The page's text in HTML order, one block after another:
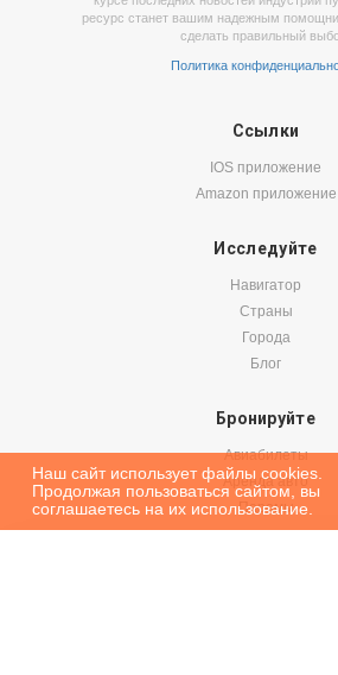
ресурс станет вашим надежным
сделать правильный
Политика
Ссылки
IOS приложение
Amazon приложение
Исследуйте
Навигатор
Страны
Города
Блог
Бронируйте
Авиабилеты
Аренда авто
Паромы
Наш сайт использует файлы cookies.
Продолжая пользоваться сайтом, вы
соглашаетесь на их использование.